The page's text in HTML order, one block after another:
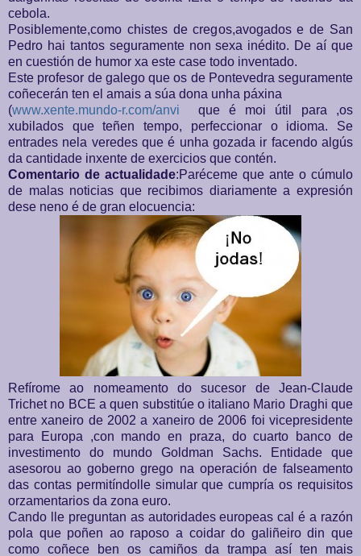
cebola.
Posiblemente,como chistes de cregos,avogados e de San
Pedro hai tantos seguramente non sexa inédito. De aí que
en cuestión de humor xa este case todo inventado.
Este profesor de galego que os de Pontevedra seguramente
coñecerán ten el amais a súa dona unha páxina
(www.xente.mundo-r.com/anvi que é moi útil para ,os
xubilados que teñen tempo, perfeccionar o idioma. Se
entrades nela veredes que é unha gozada ir facendo algús
da cantidade inxente de exercicios que contén.
Comentario de actualidade:Paréceme que ante o cúmulo
de malas noticias que recibimos diariamente a expresión
dese neno é de gran elocuencia:
Refírome ao nomeamento do sucesor de Jean-Claude
Trichet no BCE a quen substitúe o italiano Mario Draghi que
entre xaneiro de 2002 a xaneiro de 2006 foi vicepresidente
para Europa ,con mando en praza, do cuarto banco de
investimento do mundo Goldman Sachs. Entidade que
asesorou ao goberno grego na operación de falseamento
das contas permitíndolle simular que cumpría os requisitos
orzamentarios da zona euro.
Cando lle preguntan as autoridades europeas cal é a razón
pola que poñen ao raposo a coidar do galiñeiro din que
como coñece ben os camiños da trampa así ten mais